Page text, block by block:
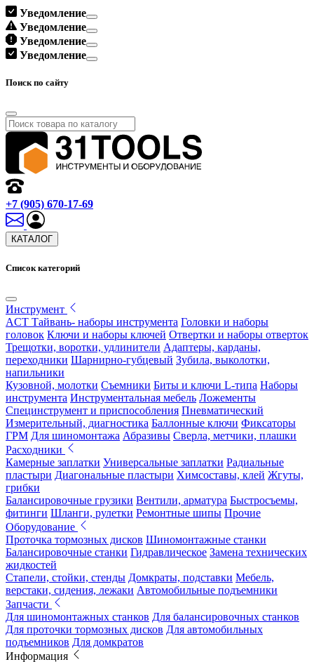
Уведомление
Уведомление
Уведомление
Уведомление
Поиск по сайту
+7 (905) 670-17-69
КАТАЛОГ
Список категорий
Инструмент
ACT Тайвань- наборы инструмента Головки и наборы
головок Ключи и наборы ключей Отвертки и наборы отверток
Трещотки, воротки, удлинители Адаптеры, карданы,
переходники Шарнирно-губцевый Зубила, выколотки,
напильники
Кузовной, молотки Съемники Биты и ключи L-типа Наборы
инструмента Инструментальная мебель Ложементы
Специнструмент и приспособления Пневматический
Измерительный, диагностика Баллонные ключи Фиксаторы
ГРМ Для шиномонтажа Абразивы Сверла, метчики, плашки
Расходники
Камерные заплатки Универсальные заплатки Радиальные
пластыри Диагональные пластыри Химсоставы, клей Жгуты,
грибки
Балансировочные грузики Вентили, арматура Быстросъемы,
фитинги Шланги, рулетки Ремонтные шипы Прочие
Оборудование
Проточка тормозных дисков Шиномонтажные станки
Балансировочные станки Гидравлическое Замена технических
жидкостей
Стапели, стойки, стенды Домкраты, подставки Мебель,
верстаки, сидения, лежаки Автомобильные подъемники
Запчасти
Для шиномонтажных станков Для балансировочных станков
Для проточки тормозных дисков Для автомобильных
подъемников Для домкратов
Информация